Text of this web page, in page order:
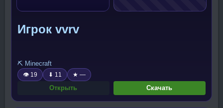
Игрок vvrv
⛏️ Minecraft
👁 19 ⬇ 11 ★ —
Открыть Скачать